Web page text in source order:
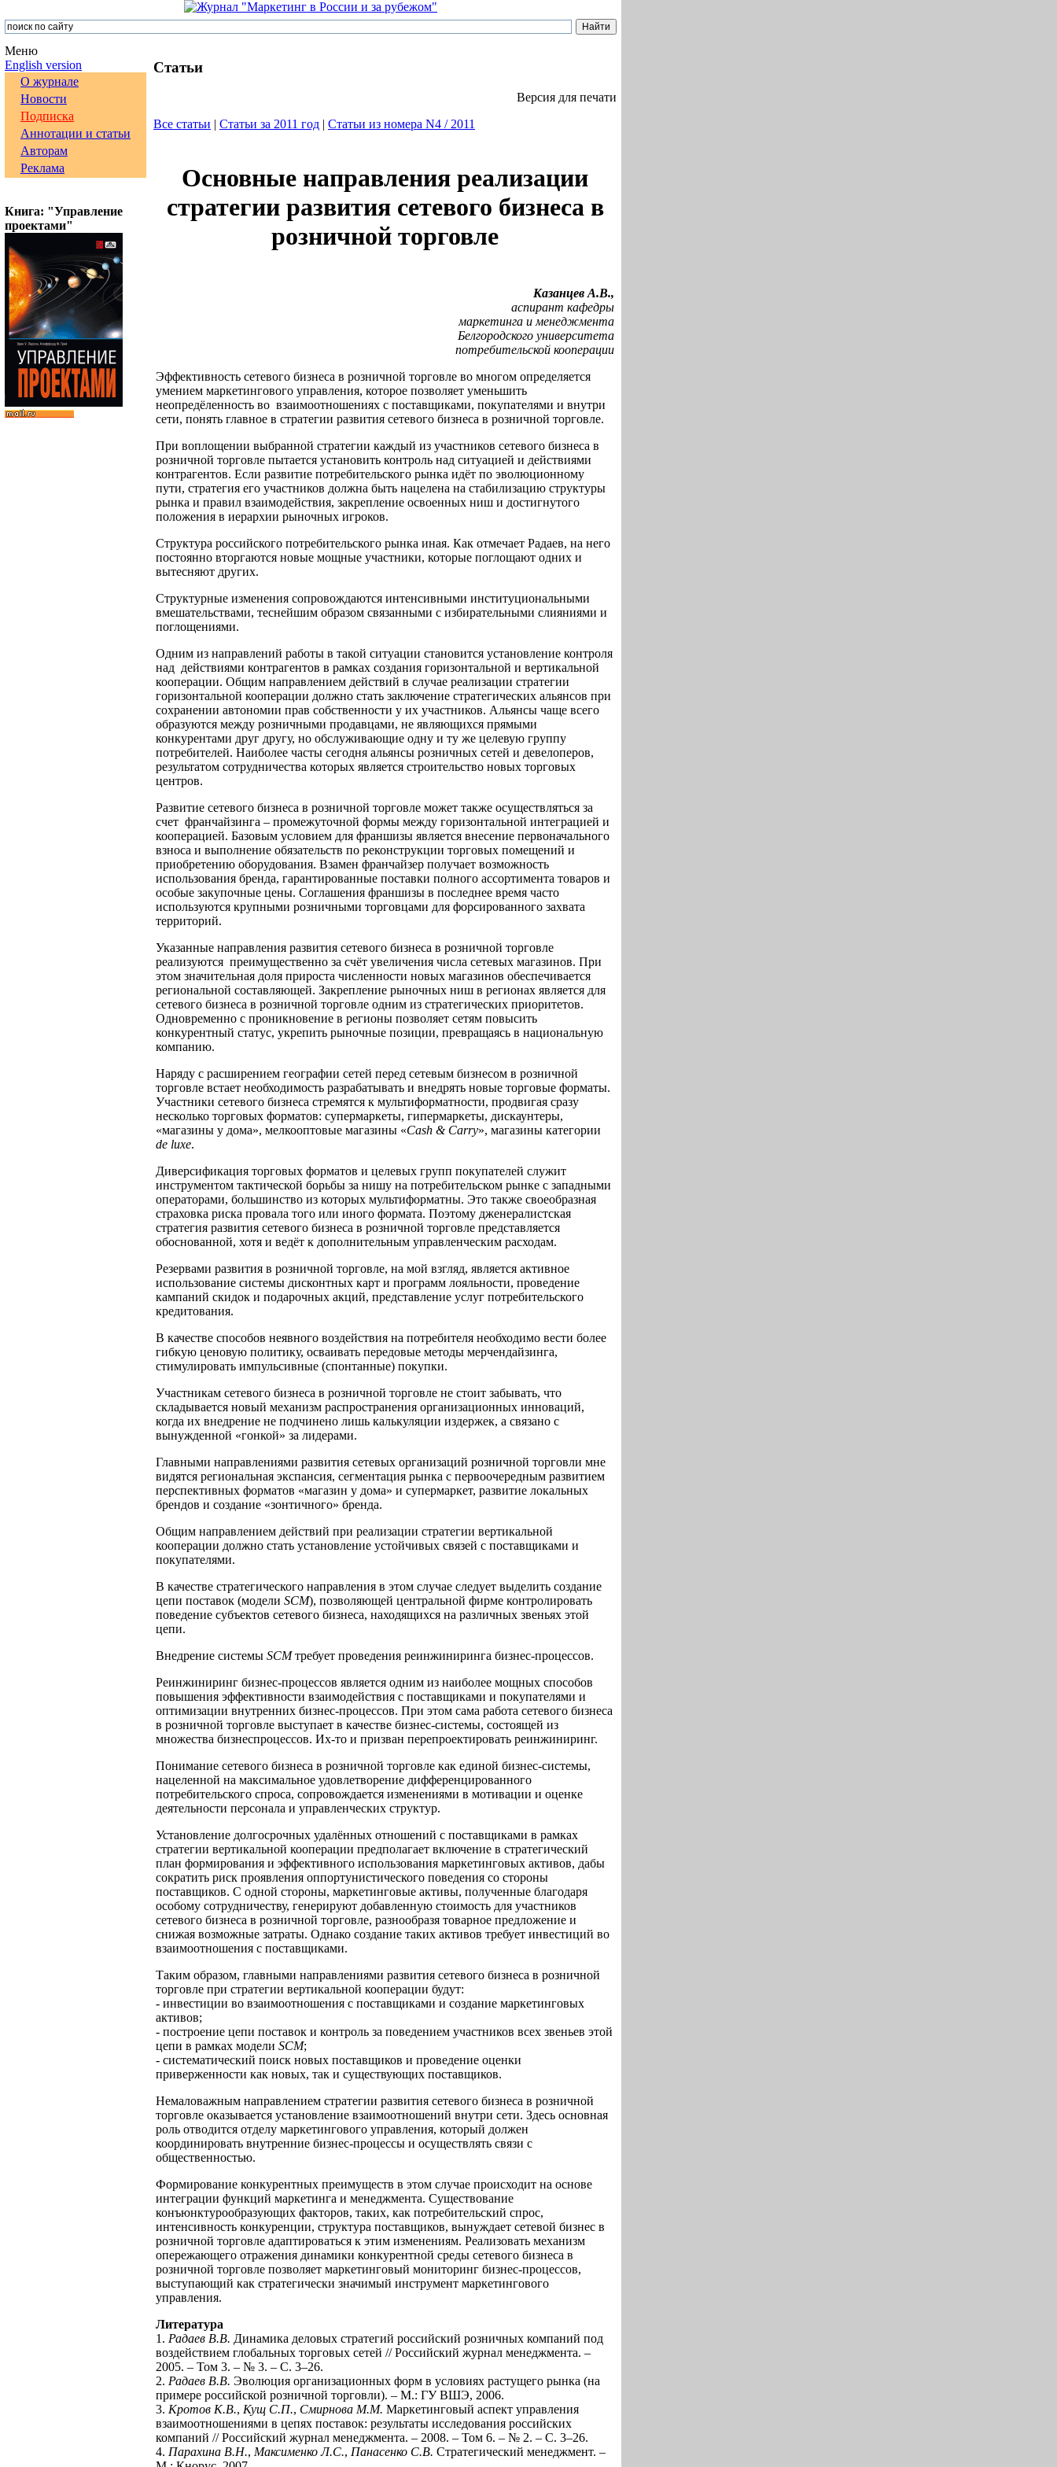
Меню
English version
О журнале
Новости
Подписка
Аннотации и статьи
Авторам
Реклама
Книга: "Управление
проектами"
Статьи
Версия для печати
Все статьи | Статьи за 2011 год | Статьи из номера N4 / 2011
Основные направления реализации
стратегии развития сетевого бизнеса в
розничной торговле
Казанцев А.В.,
аспирант кафедры
маркетинга и менеджмента
Белгородского университета
потребительской кооперации
Эффективность сетевого бизнеса в розничной торговле во многом определяется
умением маркетингового управления, которое позволяет уменьшить
неопредёленность во взаимоотношениях с поставщиками, покупателями и внутри
сети, понять главное в стратегии развития сетевого бизнеса в розничной торговле.
При воплощении выбранной стратегии каждый из участников сетевого бизнеса в
розничной торговле пытается установить контроль над ситуацией и действиями
контрагентов. Если развитие потребительского рынка идёт по эволюционному
пути, стратегия его участников должна быть нацелена на стабилизацию структуры
рынка и правил взаимодействия, закрепление освоенных ниш и достигнутого
положения в иерархии рыночных игроков.
Структура российского потребительского рынка иная. Как отмечает Радаев, на него
постоянно вторгаются новые мощные участники, которые поглощают одних и
вытесняют других.
Структурные изменения сопровождаются интенсивными институциональными
вмешательствами, теснейшим образом связанными с избирательными слияниями и
поглощениями.
Одним из направлений работы в такой ситуации становится установление контроля
над действиями контрагентов в рамках создания горизонтальной и вертикальной
кооперации. Общим направлением действий в случае реализации стратегии
горизонтальной кооперации должно стать заключение стратегических альянсов при
сохранении автономии прав собственности у их участников. Альянсы чаще всего
образуются между розничными продавцами, не являющихся прямыми
конкурентами друг другу, но обслуживающие одну и ту же целевую группу
потребителей. Наиболее часты сегодня альянсы розничных сетей и девелоперов,
результатом сотрудничества которых является строительство новых торговых
центров.
Развитие сетевого бизнеса в розничной торговле может также осуществляться за
счет франчайзинга – промежуточной формы между горизонтальной интеграцией и
кооперацией. Базовым условием для франшизы является внесение первоначального
взноса и выполнение обязательств по реконструкции торговых помещений и
приобретению оборудования. Взамен франчайзер получает возможность
использования бренда, гарантированные поставки полного ассортимента товаров и
особые закупочные цены. Соглашения франшизы в последнее время часто
используются крупными розничными торговцами для форсированного захвата
территорий.
Указанные направления развития сетевого бизнеса в розничной торговле
реализуются преимущественно за счёт увеличения числа сетевых магазинов. При
этом значительная доля прироста численности новых магазинов обеспечивается
региональной составляющей. Закрепление рыночных ниш в регионах является для
сетевого бизнеса в розничной торговле одним из стратегических приоритетов.
Одновременно с проникновение в регионы позволяет сетям повысить
конкурентный статус, укрепить рыночные позиции, превращаясь в национальную
компанию.
Наряду с расширением географии сетей перед сетевым бизнесом в розничной
торговле встает необходимость разрабатывать и внедрять новые торговые форматы.
Участники сетевого бизнеса стремятся к мультиформатности, продвигая сразу
несколько торговых форматов: супермаркеты, гипермаркеты, дискаунтеры,
«магазины у дома», мелкооптовые магазины «Cash & Carry», магазины категории
de luxe.
Диверсификация торговых форматов и целевых групп покупателей служит
инструментом тактической борьбы за нишу на потребительском рынке с западными
операторами, большинство из которых мультиформатны. Это также своеобразная
страховка риска провала того или иного формата. Поэтому дженералистская
стратегия развития сетевого бизнеса в розничной торговле представляется
обоснованной, хотя и ведёт к дополнительным управленческим расходам.
Резервами развития в розничной торговле, на мой взгляд, является активное
использование системы дисконтных карт и программ лояльности, проведение
кампаний скидок и подарочных акций, представление услуг потребительского
кредитования.
В качестве способов неявного воздействия на потребителя необходимо вести более
гибкую ценовую политику, осваивать передовые методы мерчендайзинга,
стимулировать импульсивные (спонтанные) покупки.
Участникам сетевого бизнеса в розничной торговле не стоит забывать, что
складывается новый механизм распространения организационных инноваций,
когда их внедрение не подчинено лишь калькуляции издержек, а связано с
вынужденной «гонкой» за лидерами.
Главными направлениями развития сетевых организаций розничной торговли мне
видятся региональная экспансия, сегментация рынка с первоочередным развитием
перспективных форматов «магазин у дома» и супермаркет, развитие локальных
брендов и создание «зонтичного» бренда.
Общим направлением действий при реализации стратегии вертикальной
кооперации должно стать установление устойчивых связей с поставщиками и
покупателями.
В качестве стратегического направления в этом случае следует выделить создание
цепи поставок (модели SCM), позволяющей центральной фирме контролировать
поведение субъектов сетевого бизнеса, находящихся на различных звеньях этой
цепи.
Внедрение системы SCMтребует проведения реинжиниринга бизнес-процессов.
Реинжиниринг бизнес-процессов является одним из наиболее мощных способов
повышения эффективности взаимодействия с поставщиками и покупателями и
оптимизации внутренних бизнес-процессов. При этом сама работа сетевого бизнеса
в розничной торговле выступает в качестве бизнес-системы, состоящей из
множества бизнеспроцессов. Их-то и призван перепроектировать реинжиниринг.
Понимание сетевого бизнеса в розничной торговле как единой бизнес-системы,
нацеленной на максимальное удовлетворение дифференцированного
потребительского спроса, сопровождается изменениями в мотивации и оценке
деятельности персонала и управленческих структур.
Установление долгосрочных удалённых отношений с поставщиками в рамках
стратегии вертикальной кооперации предполагает включение в стратегический
план формирования и эффективного использования маркетинговых активов, дабы
сократить риск проявления оппортунистического поведения со стороны
поставщиков. С одной стороны, маркетинговые активы, полученные благодаря
особому сотрудничеству, генерируют добавленную стоимость для участников
сетевого бизнеса в розничной торговле, разнообразя товарное предложение и
снижая возможные затраты. Однако создание таких активов требует инвестиций во
взаимоотношения с поставщиками.
Таким образом, главными направлениями развития сетевого бизнеса в розничной
торговле при стратегии вертикальной кооперации будут:
- инвестиции во взаимоотношения с поставщиками и создание маркетинговых
активов;
- построение цепи поставок и контроль за поведением участников всех звеньев этой
цепи в рамках модели SCM;
- систематический поиск новых поставщиков и проведение оценки
приверженности как новых, так и существующих поставщиков.
Немаловажным направлением стратегии развития сетевого бизнеса в розничной
торговле оказывается установление взаимоотношений внутри сети. Здесь основная
роль отводится отделу маркетингового управления, который должен
координировать внутренние бизнес-процессы и осуществлять связи с
общественностью.
Формирование конкурентных преимуществ в этом случае происходит на основе
интеграции функций маркетинга и менеджмента. Существование
конъюнктурообразующих факторов, таких, как потребительский спрос,
интенсивность конкуренции, структура поставщиков, вынуждает сетевой бизнес в
розничной торговле адаптироваться к этим изменениям. Реализовать механизм
опережающего отражения динамики конкурентной среды сетевого бизнеса в
розничной торговле позволяет маркетинговый мониторинг бизнес-процессов,
выступающий как стратегически значимый инструмент маркетингового
управления.
Литература
1. Радаев В.В. Динамика деловых стратегий российский розничных компаний под
воздействием глобальных торговых сетей // Российский журнал менеджмента. –
2005. – Том 3. – № 3. – С. 3–26.
2. Радаев В.В. Эволюция организационных форм в условиях растущего рынка (на
примере российской розничной торговли). – М.: ГУ ВШЭ, 2006.
3. Кротов К.В., Кущ С.П., Смирнова М.М. Маркетинговый аспект управления
взаимоотношениями в цепях поставок: результаты исследования российских
компаний // Российский журнал менеджмента. – 2008. – Том 6. – № 2. – С. 3–26.
4. Парахина В.Н., Максименко Л.С., Панасенко С.В. Стратегический менеджмент. –